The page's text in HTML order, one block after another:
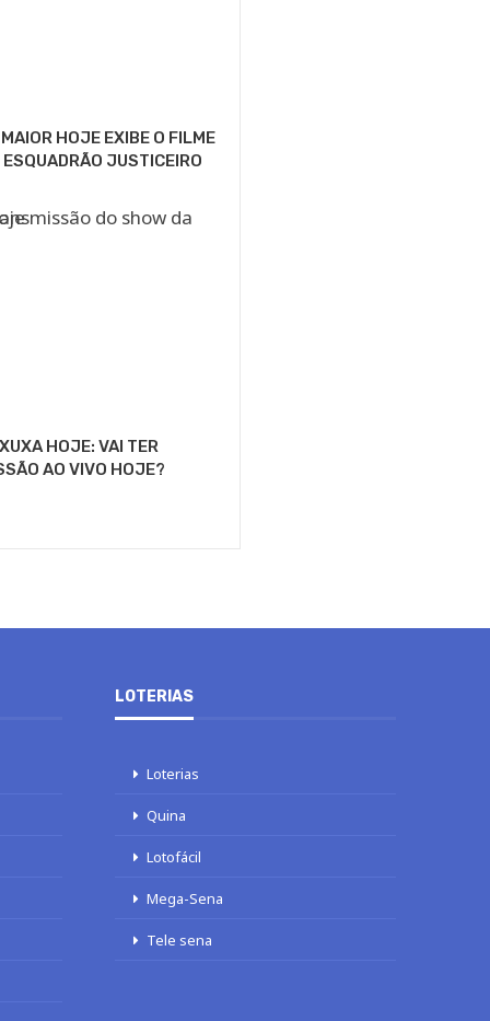
HOJE EXIBE O FILME
ESQUADRÃO JUSTICEIRO
HOJE: VAI TER
AO VIVO HOJE?
LOTERIAS
Loterias
Quina
Lotofácil
Mega-Sena
Tele sena